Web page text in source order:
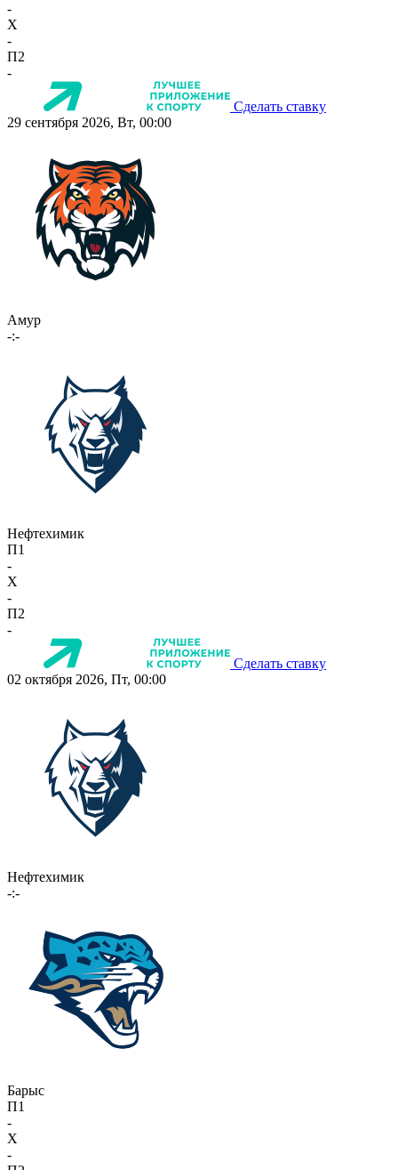
-
X
-
П2
-
Сделать ставку
29 сентября 2026, Вт, 00:00
Амур
-:-
Нефтехимик
П1
-
X
-
П2
-
Сделать ставку
02 октября 2026, Пт, 00:00
Нефтехимик
-:-
Барыс
П1
-
X
-